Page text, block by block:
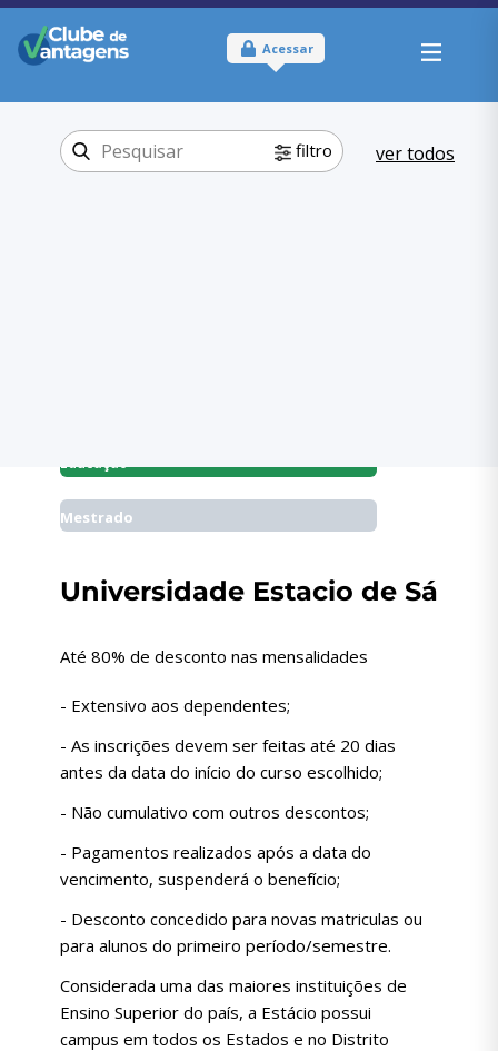
Acessar
filtro ver todos
Educação
Mestrado
Universidade Estacio de Sá
Até 80% de desconto nas mensalidades
- Extensivo aos dependentes;
- As inscrições devem ser feitas até 20 dias
antes da data do início do curso escolhido;
- Não cumulativo com outros descontos;
- Pagamentos realizados após a data do
vencimento, suspenderá o benefício;
- Desconto concedido para novas matriculas ou
para alunos do primeiro período/semestre.
Considerada uma das maiores instituições de
Ensino Superior do país, a Estácio possui
campus em todos os Estados e no Distrito